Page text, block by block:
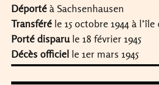
Déporté à Sachsenhausen
Transféré le 15 octobre 1944 à l’île
Porté disparule 18 février 1945
Décès officiel le 1er mars 1945